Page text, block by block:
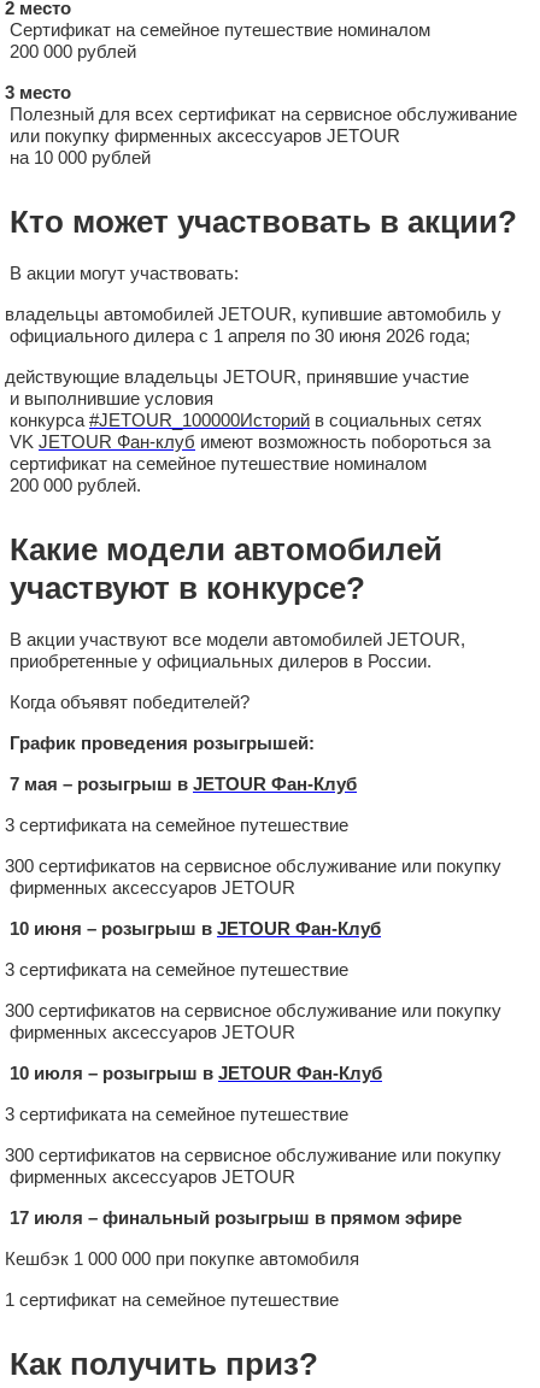
2 место
Сертификат на семейное путешествие номиналом
200 000 рублей
3 место
Полезный для всех сертификат на сервисное обслуживание
или покупку фирменных аксессуаров JETOUR
на 10 000 рублей
Кто может участвовать в акции?
В акции могут участвовать:
владельцы автомобилей JETOUR, купившие автомобиль у
официального дилера с 1 апреля по 30 июня 2026 года;
действующие владельцы JETOUR, принявшие участие
и выполнившие условия
конкурса #JETOUR_100000Историй в социальных сетях
VK JETOUR Фан-клуб имеют возможность побороться за
сертификат на семейное путешествие номиналом
200 000 рублей.
Какие модели автомобилей
участвуют в конкурсе?
В акции участвуют все модели автомобилей JETOUR,
приобретенные у официальных дилеров в России.
Когда объявят победителей?
График проведения розыгрышей:
7 мая – розыгрыш в JETOUR Фан-Клуб
3 сертификата на семейное путешествие
300 сертификатов на сервисное обслуживание или покупку
фирменных аксессуаров JETOUR
10 июня – розыгрыш в JETOUR Фан-Клуб
3 сертификата на семейное путешествие
300 сертификатов на сервисное обслуживание или покупку
фирменных аксессуаров JETOUR
10 июля – розыгрыш в JETOUR Фан-Клуб
3 сертификата на семейное путешествие
300 сертификатов на сервисное обслуживание или покупку
фирменных аксессуаров JETOUR
17 июля – финальный розыгрыш в прямом эфире
Кешбэк 1 000 000 при покупке автомобиля
1 сертификат на семейное путешествие
Как получить приз?